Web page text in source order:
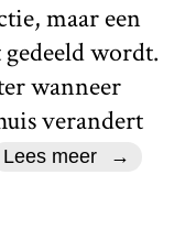
maar een
wordt.
wanneer
verandert
Lees meer